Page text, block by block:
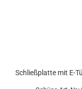
Schließ­plat­te mit E-​